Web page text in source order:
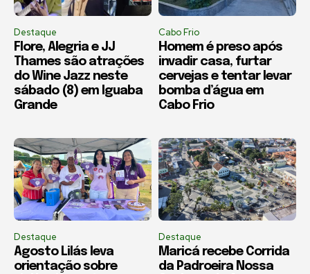
Destaque
Flore, Alegria e JJ
Thames são atrações
do Wine Jazz neste
sábado (8) em Iguaba
Grande
Cabo Frio
Homem é preso após
invadir casa, furtar
cervejas e tentar levar
bomba d’água em
Cabo Frio
Destaque
Agosto Lilás leva
orientação sobre
Destaque
Maricá recebe Corrida
da Padroeira Nossa